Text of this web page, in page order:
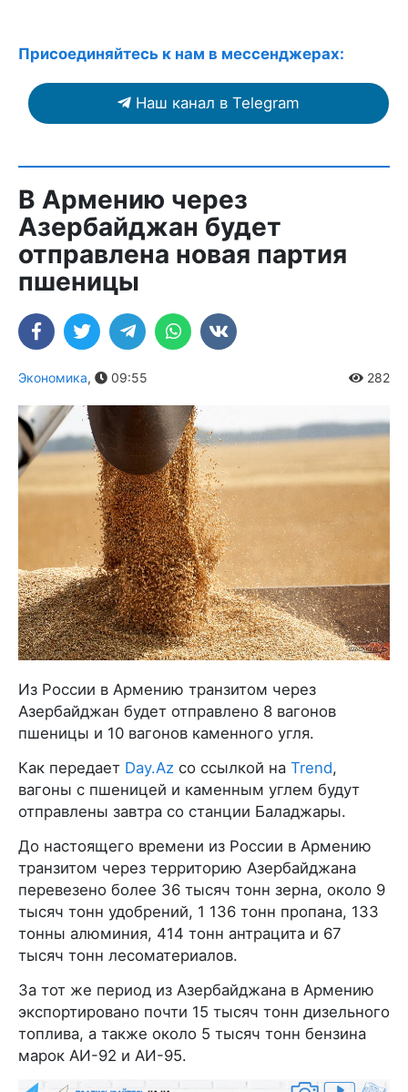
Присоединяйтесь к нам в мессенджерах:
Наш канал в Telegram
В Армению через
Азербайджан будет
отправлена новая партия
пшеницы
Экономика, 09:55 282
Из России в Армению транзитом через
Азербайджан будет отправлено 8 вагонов
пшеницы и 10 вагонов каменного угля.
Как передает Day.Az со ссылкой на Trend,
вагоны с пшеницей и каменным углем будут
отправлены завтра со станции Баладжары.
До настоящего времени из России в Армению
транзитом через территорию Азербайджана
перевезено более 36 тысяч тонн зерна, около 9
тысяч тонн удобрений, 1 136 тонн пропана, 133
тонны алюминия, 414 тонн антрацита и 67
тысяч тонн лесоматериалов.
За тот же период из Азербайджана в Армению
экспортировано почти 15 тысяч тонн дизельного
топлива, а также около 5 тысяч тонн бензина
марок АИ-92 и АИ-95.